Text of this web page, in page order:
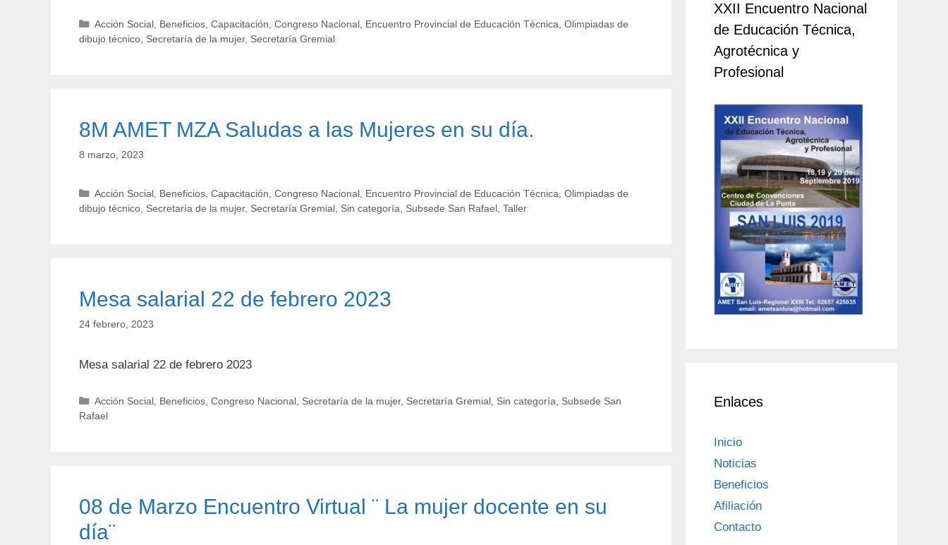
Categorías
Acción Social, Beneficios, Capacitación Congreso Nacional, Encuentro Provincial de Educación Técnica Olimpiadas de
dibujo técnico Secretaría de la mujer, Secretaría Gremial
8M AMET MZA Saludas a las Mujeres en su día.
8 marzo, 2023
Categorías
Acción Social, Beneficios, Capacitación Congreso Nacional, Encuentro Provincial de Educación Técnica Olimpiadas de
dibujo técnico Secretaría de la mujer, Secretaría Gremial Sin categoría Subsede San Rafael Taller
Mesa salarial 22 de febrero 2023
24 febrero, 2023
Mesa salarial 22 de febrero 2023
Categorías
Acción Social, Beneficios, Congreso Nacional, Secretaría de la mujer, Secretaría Gremial, Sin categoría
Subsede San
Rafael
08 de Marzo Encuentro Virtual ¨ La mujer docente en su
día¨
XXII Encuentro Nacional
de Educación Técnica,
Agrotécnica y
Profesional
Enlaces
Inicio
Noticias
Beneficios
Afiliación
Contacto